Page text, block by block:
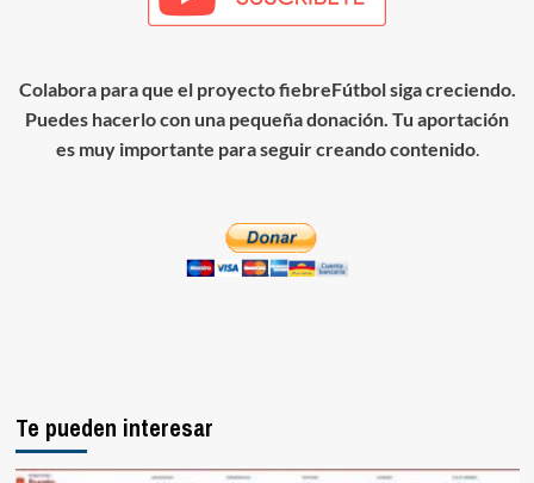
Colabora para que el proyecto fiebreFútbol siga creciendo.
Puedes hacerlo con una pequeña donación. Tu aportación
es muy importante para seguir creando contenido.
Te pueden interesar